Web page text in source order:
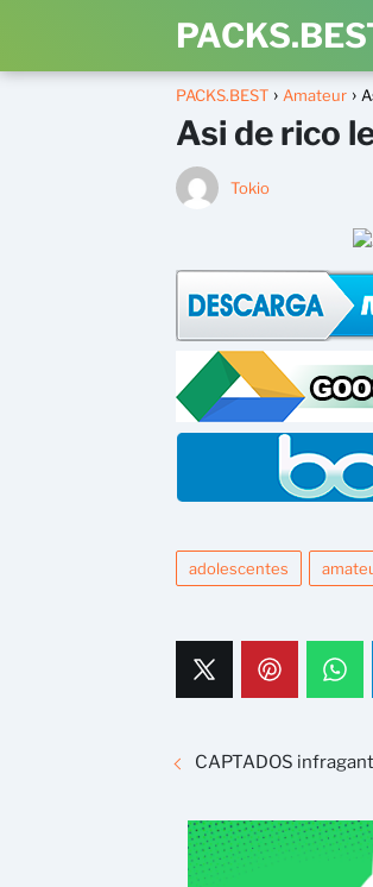
PACKS.BEST Amateur
Asi de rico
Tokio
adolescentes
CAPTADOS